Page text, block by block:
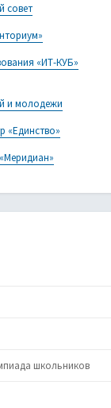
совет
«ИТ-КУБ»
и молодежи
«Единство»
школьников